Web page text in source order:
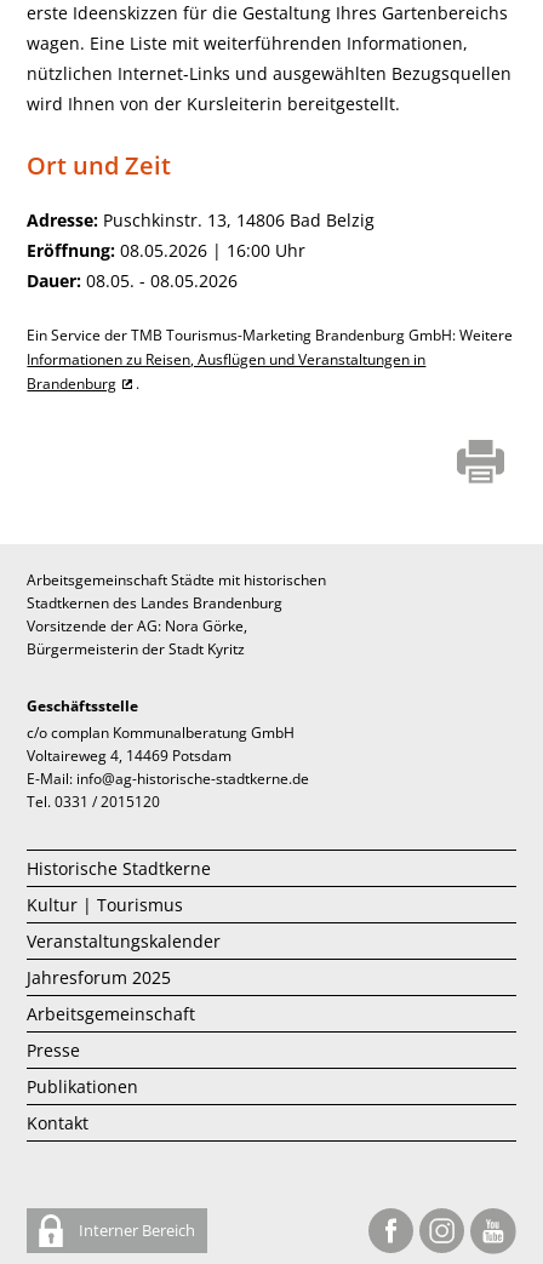
erste Ideenskizzen für die Gestaltung Ihres Gartenbereichs
wagen. Eine Liste mit weiterführenden Informationen,
nützlichen Internet-Links und ausgewählten Bezugsquellen
wird Ihnen von der Kursleiterin bereitgestellt.
Ort und Zeit
Adresse: Puschkinstr. 13, 14806 Bad Belzig
Eröffnung: 08.05.2026 | 16:00 Uhr
Dauer: 08.05. - 08.05.2026
Ein Service der TMB Tourismus-Marketing Brandenburg GmbH: Weitere
Informationen zu Reisen, Ausflügen und Veranstaltungen in
Brandenburg
.
Arbeitsgemeinschaft Städte mit historischen
Stadtkernen des Landes Brandenburg
Vorsitzende der AG: Nora Görke,
Bürgermeisterin der Stadt Kyritz
Geschäftsstelle
c/o complan Kommunalberatung GmbH
Voltaireweg 4, 14469 Potsdam
E-Mail: info@ag-historische-stadtkerne.de
Tel. 0331 / 2015120
Historische Stadtkerne
Kultur | Tourismus
Veranstaltungskalender
Jahresforum 2025
Arbeitsgemeinschaft
Presse
Publikationen
Kontakt
Interner Bereich